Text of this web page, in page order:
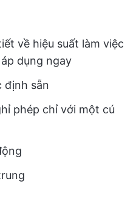
về hiệu suất làm việc
dụng ngay
định sẵn
phép chỉ với một cú